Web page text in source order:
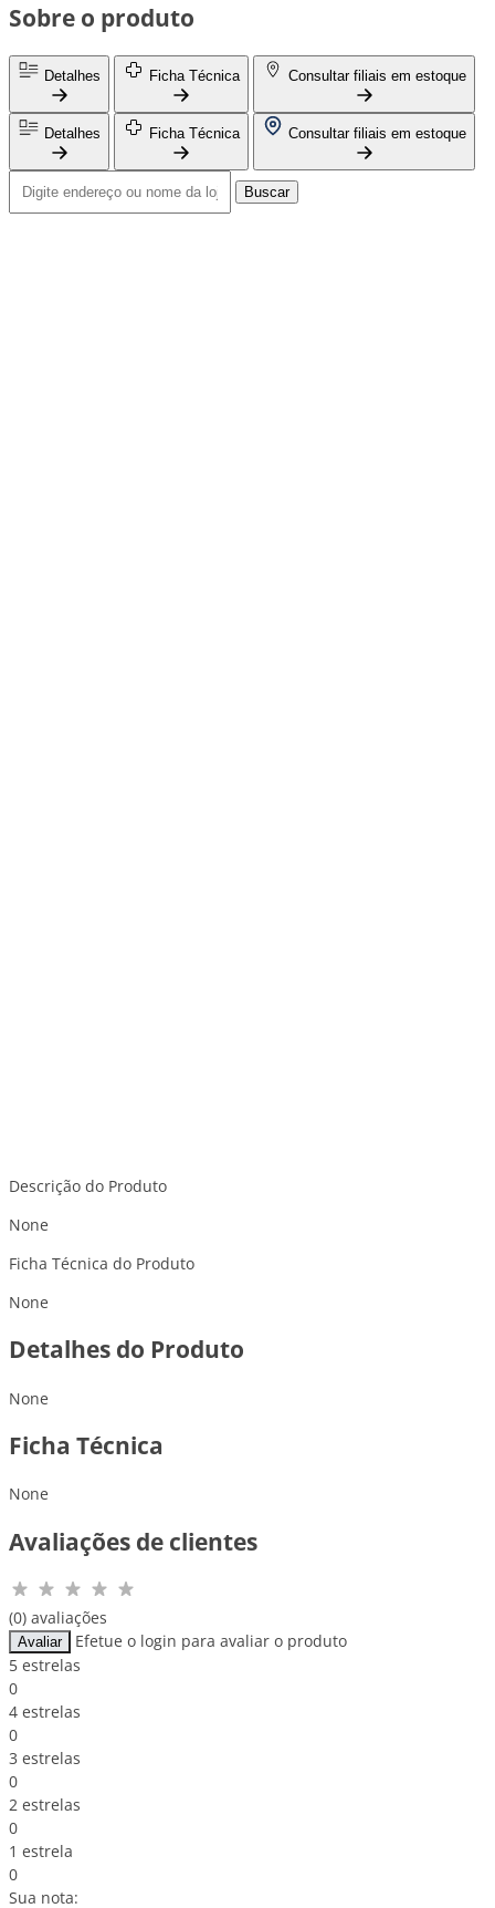
Sobre o produto
Detalhes Ficha Técnica Consultar filiais em estoque
Detalhes Ficha Técnica Consultar filiais em estoque
Buscar
Descrição do Produto
None
Ficha Técnica do Produto
None
Detalhes do Produto
None
Ficha Técnica
None
Avaliações de clientes
(0) avaliações
Avaliar
Efetue o login para avaliar o produto
5 estrelas
0
4 estrelas
0
3 estrelas
0
2 estrelas
0
1 estrela
0
Sua nota: